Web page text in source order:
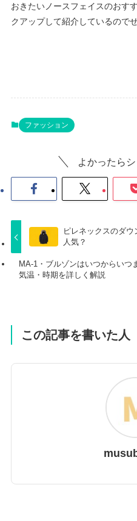
おきたいノースフェイスのおす
クアップして紹介しているので
ファッション
よかったら
ピレネックスのダ
人気？
MA-1・ブルゾンはいつからいつ
気温・時期を詳しく解説
この記事を書いた人